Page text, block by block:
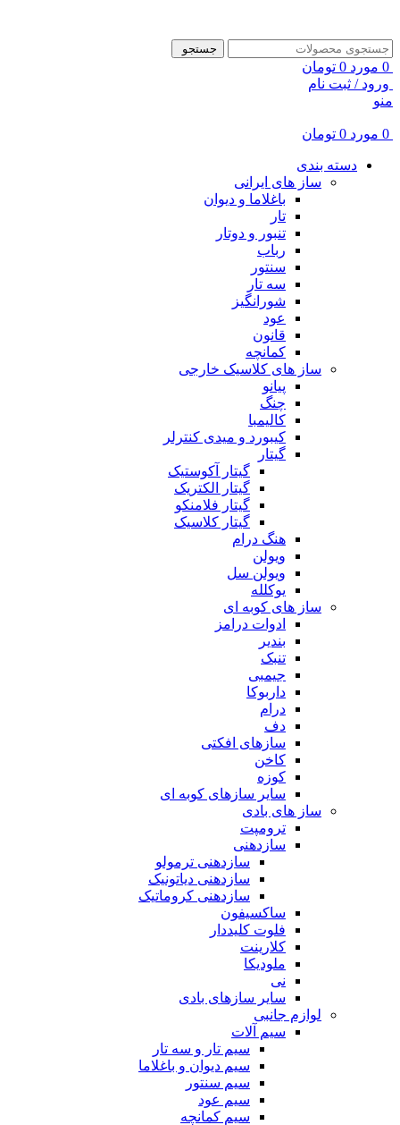
جستجو
0 مورد 0 تومان
ورود / ثبت نام
منو
0 مورد 0 تومان
دسته بندی
ساز های ایرانی
باغلاما و دیوان
تار
تنبور و دوتار
رباب
سنتور
سه تار
شورانگیز
عود
قانون
کمانچه
ساز های کلاسیک خارجی
پیانو
چنگ
کالیمبا
کیبورد و میدی کنترلر
گیتار
گیتار آکوستیک
گیتار الکتریک
گیتار فلامنکو
گیتار کلاسیک
هنگ درام
ویولن
ویولن سل
یوکلله
ساز های کوبه ای
ادوات درامز
بندیر
تنبک
جیمبی
داربوکا
درام
دف
سازهای افکتی
کاخن
کوزه
سایر سازهای کوبه ای
ساز های بادی
ترومپت
سازدهنی
سازدهنی ترمولو
سازدهنی دیاتونیک
سازدهنی کروماتیک
ساکسیفون
فلوت کلیددار
کلارینت
ملودیکا
نی
سایر سازهای بادی
لوازم جانبی
سیم آلات
سیم تار و سه تار
سیم دیوان و باغلاما
سیم سنتور
سیم عود
سیم کمانچه